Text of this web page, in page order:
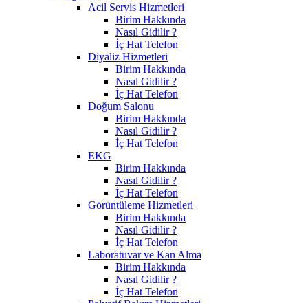
Acil Servis Hizmetleri
Birim Hakkında
Nasıl Gidilir ?
İç Hat Telefon
Diyaliz Hizmetleri
Birim Hakkında
Nasıl Gidilir ?
İç Hat Telefon
Doğum Salonu
Birim Hakkında
Nasıl Gidilir ?
İç Hat Telefon
EKG
Birim Hakkında
Nasıl Gidilir ?
İç Hat Telefon
Görüntüleme Hizmetleri
Birim Hakkında
Nasıl Gidilir ?
İç Hat Telefon
Laboratuvar ve Kan Alma
Birim Hakkında
Nasıl Gidilir ?
İç Hat Telefon